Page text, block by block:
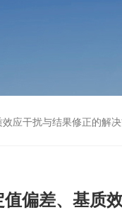
应干扰与结果修正的解
偏差、基质